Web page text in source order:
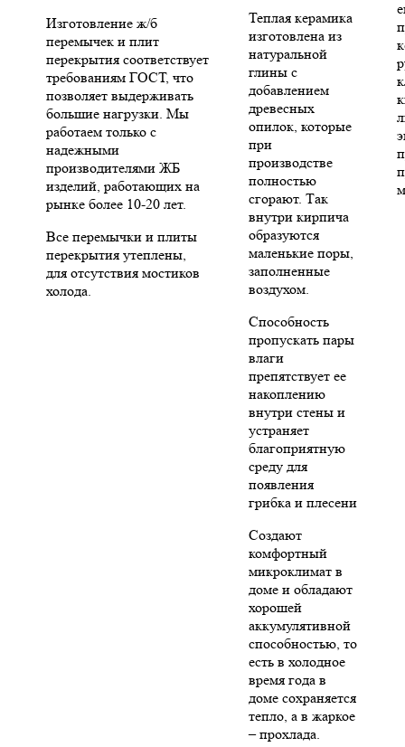
Изготовление ж/б
перемычек и плит
перекрытия соответствует
требованиям ГОСТ, что
позволяет выдерживать
большие нагрузки. Мы
работаем только с
надежными
производителями ЖБ
изделий, работающих на
рынке более 10-20 лет.
Все перемычки и плиты
перекрытия утеплены,
для отсутствия мостиков
холода.
Теплая керамика
изготовлена из
натуральной
глины с
добавлением
древесных
опилок, которые
при
производстве
полностью
сгорают. Так
внутри кирпича
образуются
маленькие поры,
заполненные
воздухом.
Способность
пропускать пары
влаги
препятствует ее
накоплению
внутри стены и
устраняет
благоприятную
среду для
появления
грибка и плесени
Создают
комфортный
микроклимат в
доме и обладают
хорошей
аккумулятивной
способностью, то
есть в холодное
время года в
доме сохраняется
тепло, а в жаркое
– прохлада.